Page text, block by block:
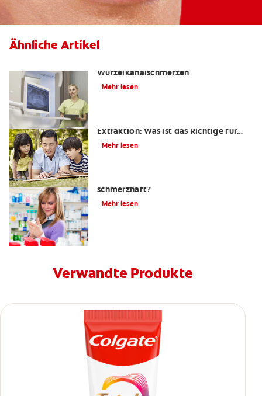
Ähnliche Artikel
Wurzelkanalschmerzen
Mehr lesen
Extraktion: Was ist das Richtige für
mich?
Mehr lesen
schmerzhaft?
Mehr lesen
Verwandte Produkte